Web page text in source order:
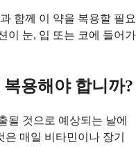
함께 이 약을 복용할 필요
이 눈, 입 또는 코에 들어가
용해야 합니까?
될 것으로 예상되는 날에
매일 비타민이나 장기